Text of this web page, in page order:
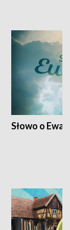
Słowo o